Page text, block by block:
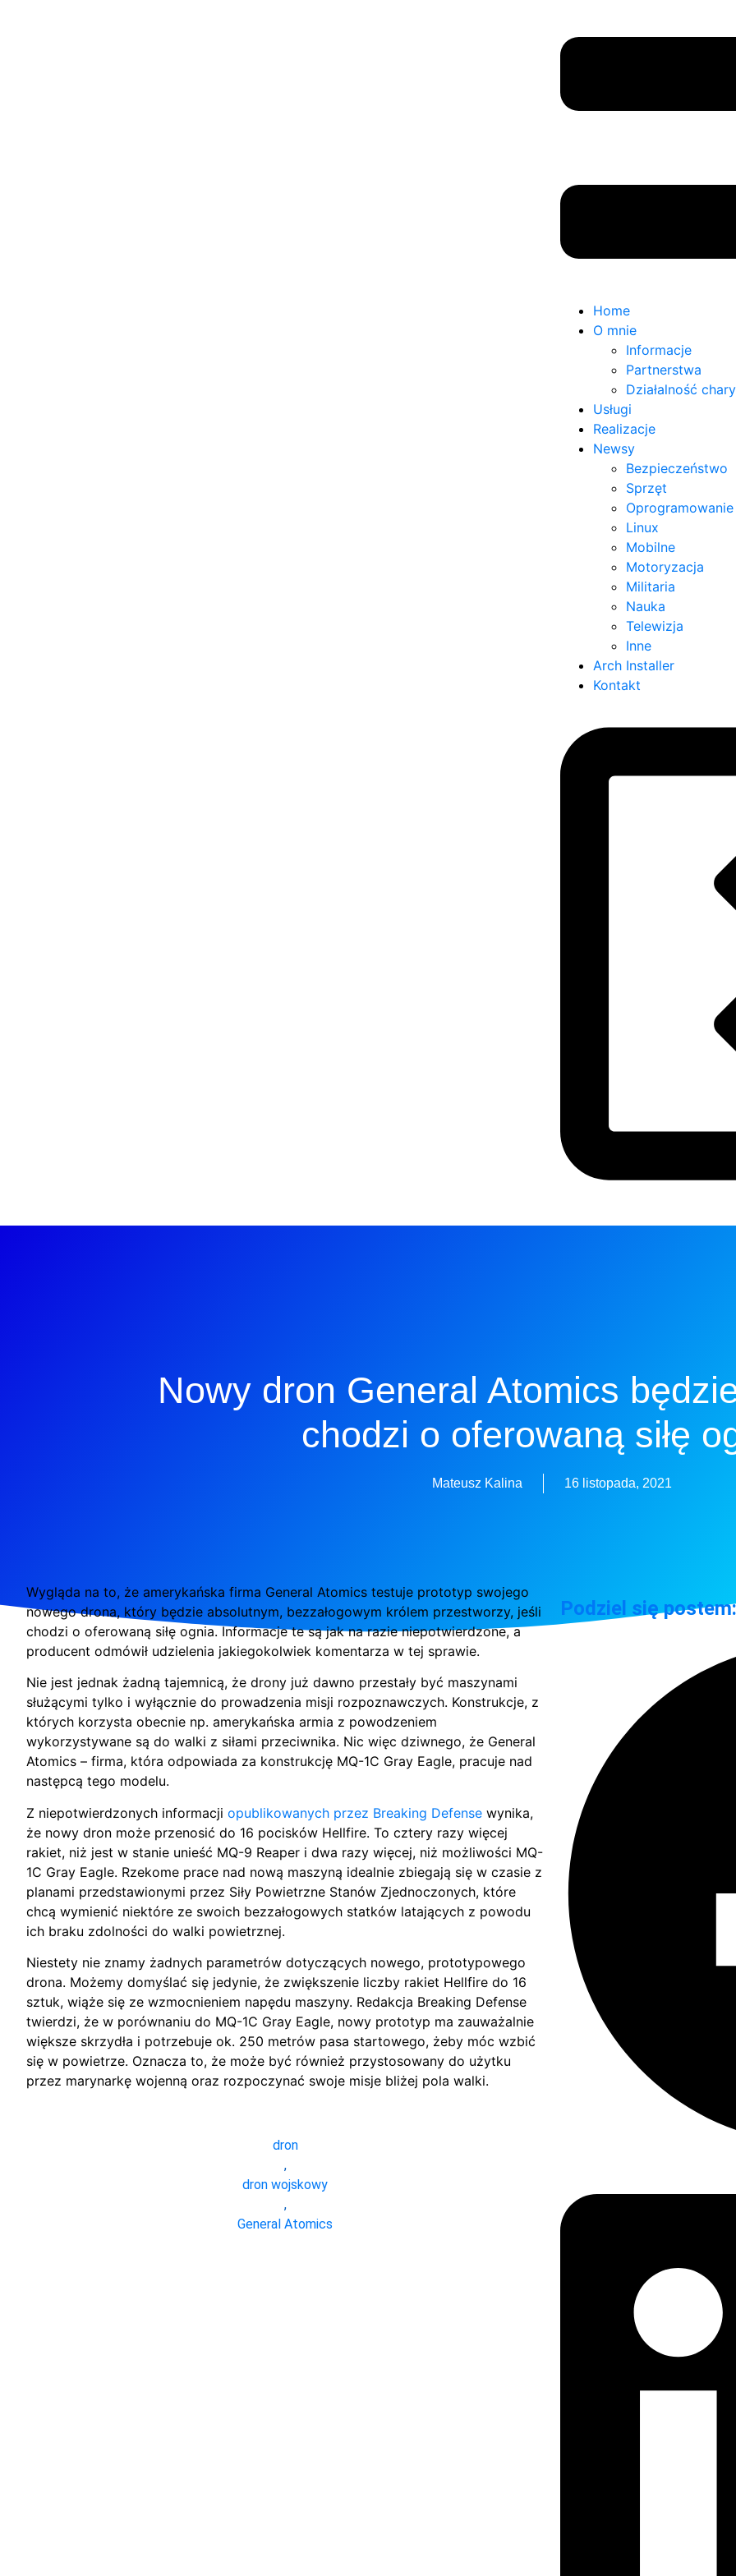
Home
O mnie
Informacje
Partnerstwa
Działalność
Usługi
Realizacje
Newsy
Bezpieczeństwo
Sprzęt
Oprogramowanie
Linux
Mobilne
Motoryzacja
Militaria
Nauka
Telewizja
Inne
Arch Installer
Kontakt
Nowy dron General Atomics
chodzi o oferowaną siłę
Mateusz Kalina 16 listopada, 2021
Wygląda na to, że amerykańska firma General Atomics testuje prototyp swojego
nowego drona, który będzie absolutnym, bezzałogowym królem przestworzy, jeśli
chodzi o oferowaną siłę ognia. Informacje te są jak na razie niepotwierdzone, a
producent odmówił udzielenia jakiegokolwiek komentarza w tej sprawie.
Nie jest jednak żadną tajemnicą, że drony już dawno przestały być maszynami
służącymi tylko i wyłącznie do prowadzenia misji rozpoznawczych. Konstrukcje, z
których korzysta obecnie np. amerykańska armia z powodzeniem
wykorzystywane są do walki z siłami przeciwnika. Nic więc dziwnego, że General
Atomics – firma, która odpowiada za konstrukcję MQ-1C Gray Eagle, pracuje nad
następcą tego modelu.
Z niepotwierdzonych informacji opublikowanych przez Breaking Defense wynika,
że nowy dron może przenosić do 16 pocisków Hellfire. To cztery razy więcej
rakiet, niż jest w stanie unieść MQ-9 Reaper i dwa razy więcej, niż możliwości MQ-
1C Gray Eagle. Rzekome prace nad nową maszyną idealnie zbiegają się w czasie z
planami przedstawionymi przez Siły Powietrzne Stanów Zjednoczonych, które
chcą wymienić niektóre ze swoich bezzałogowych statków latających z powodu
ich braku zdolności do walki powietrznej.
Niestety nie znamy żadnych parametrów dotyczących nowego, prototypowego
drona. Możemy domyślać się jedynie, że zwiększenie liczby rakiet Hellfire do 16
sztuk, wiąże się ze wzmocnieniem napędu maszyny. Redakcja Breaking Defense
twierdzi, że w porównaniu do MQ-1C Gray Eagle, nowy prototyp ma zauważalnie
większe skrzydła i potrzebuje ok. 250 metrów pasa startowego, żeby móc wzbić
się w powietrze. Oznacza to, że może być również przystosowany do użytku
przez marynarkę wojenną oraz rozpoczynać swoje misje bliżej pola walki.
dron
,
dron wojskowy
,
General Atomics
Podziel się postem: